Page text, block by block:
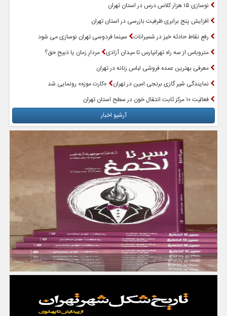
نوسازی ۱۵ هزار کلاس درس در استان تهران
افزایش پنج برابری ظرفیت بازرسی در استان تهران
رفع نقاط حادثه خیز در شمیرانات
سینما فردوسی تهران نوسازی می شود
متروباس از سه راه تهرانپارس تا میدان آزادی مردارِ زمان یا ذبیحِ حق؟
معرفی بهترین عمده فروشی لباس زنانه در تهران
نمایندگی شیر گازی برنجی امین در تهران
«کارت موزه» رونمایی شد
فعالیت ۱۰ مرکز ثابت انتقال خون در سطح استان تهران
آرشیو اخبار